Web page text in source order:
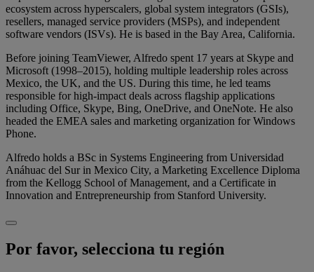
ecosystem across hyperscalers, global system integrators (GSIs),
resellers, managed service providers (MSPs), and independent
software vendors (ISVs). He is based in the Bay Area, California.
Before joining TeamViewer, Alfredo spent 17 years at Skype and
Microsoft (1998–2015), holding multiple leadership roles across
Mexico, the UK, and the US. During this time, he led teams
responsible for high-impact deals across flagship applications
including Office, Skype, Bing, OneDrive, and OneNote. He also
headed the EMEA sales and marketing organization for Windows
Phone.
Alfredo holds a BSc in Systems Engineering from Universidad
Anáhuac del Sur in Mexico City, a Marketing Excellence Diploma
from the Kellogg School of Management, and a Certificate in
Innovation and Entrepreneurship from Stanford University.
Por favor, selecciona tu región